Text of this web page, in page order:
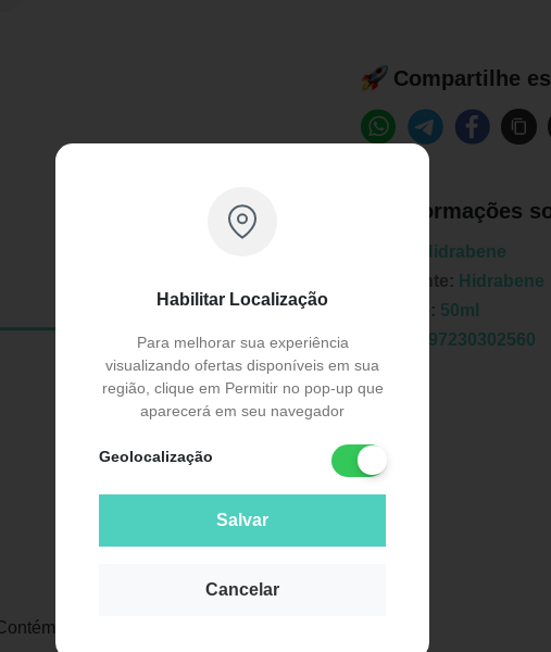
Habilitar Localização
Para melhorar sua experiência
visualizando ofertas disponíveis em sua
região, clique em Permitir no pop-up que
aparecerá em seu navegador
Geolocalização
Salvar
Cancelar
uma rica combinação de ativos
Compartilhe
Informações
Hidrabene
Fabricante: Hidrabene
Unidade: 50ml
7897230302560